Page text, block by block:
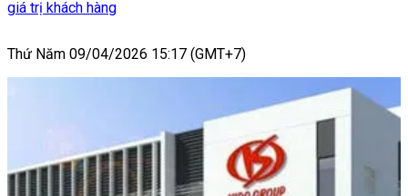
giá trị khách hàng
Thứ Năm 09/04/2026 15:17 (GMT+7)